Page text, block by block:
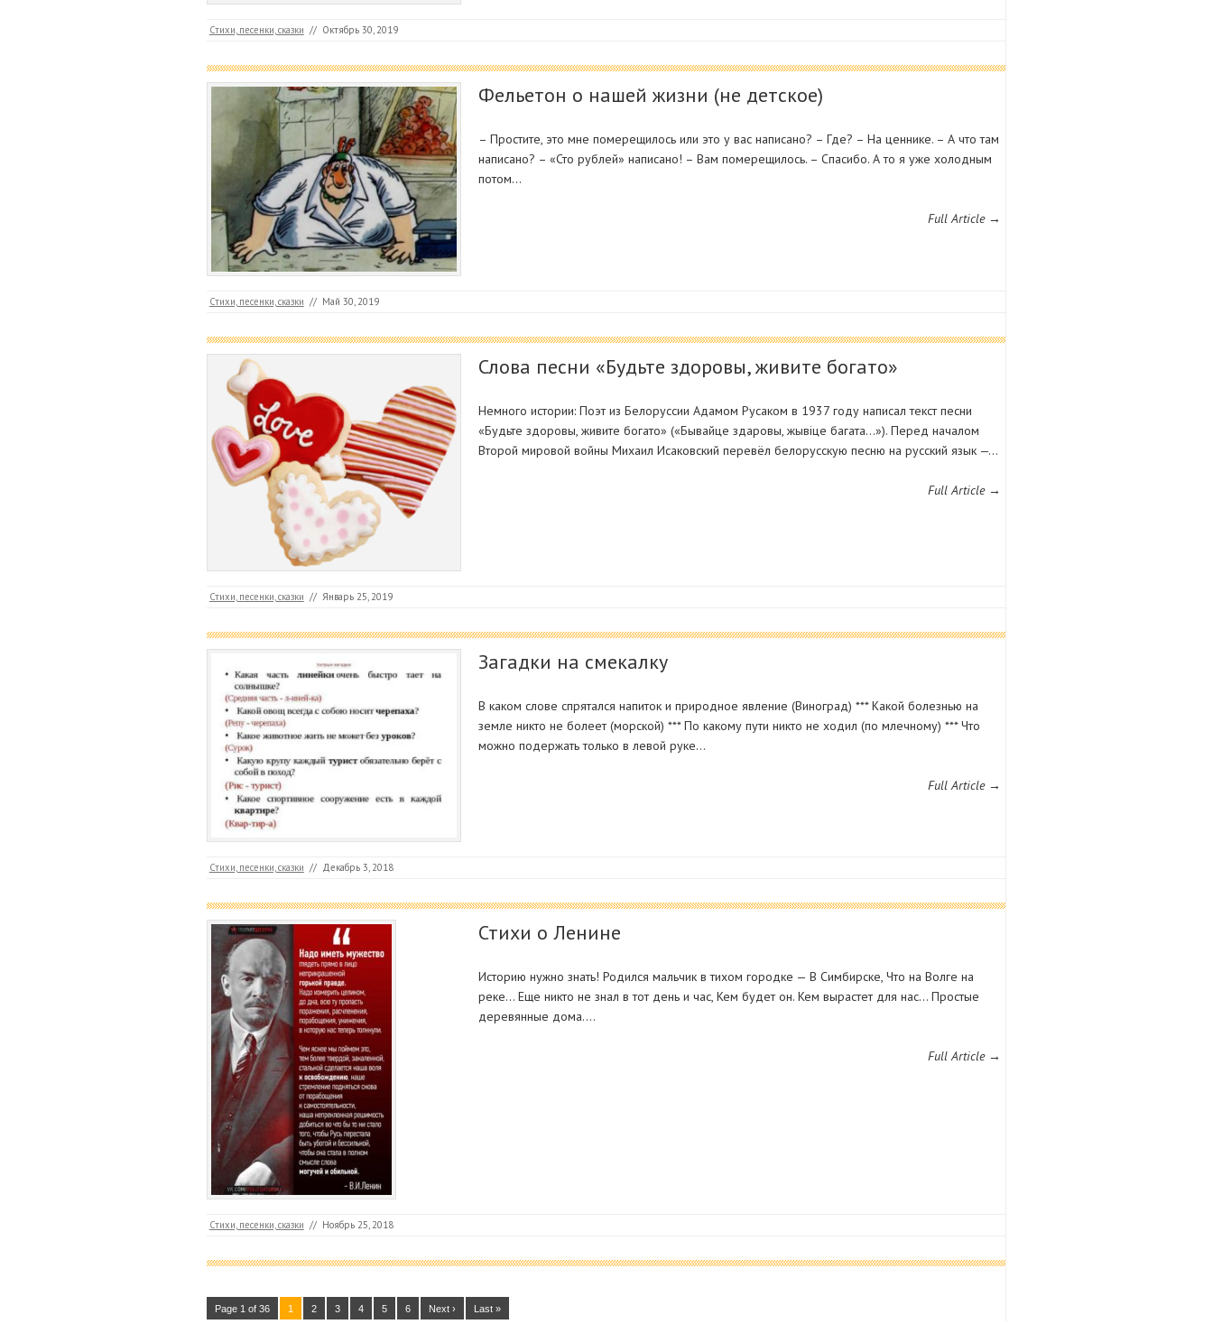
Стихи, песенки, сказки // Октябрь 30, 2019
Фельетон о нашей жизни (не детское)
– Простите, это мне померещилось или это у вас написано? – Где? – На ценнике. – А что там
написано? – «Сто рублей» написано! – Вам померещилось. – Спасибо. А то я уже холодным
потом…
Full Article →
Стихи, песенки, сказки // Май 30, 2019
Слова песни «Будьте здоровы, живите богато»
Немного истории: Поэт из Белоруссии Адамом Русаком в 1937 году написал текст песни
«Будьте здоровы, живите богато» («Бывайце здаровы, жывiце багата…»). Перед началом
Второй мировой войны Михаил Исаковский перевёл белорусскую песню на русский язык —…
Full Article →
Стихи, песенки, сказки // Январь 25, 2019
Загадки на смекалку
В каком слове спрятался напиток и природное явление (Виноград) *** Какой болезнью на
земле никто не болеет (морской) *** По какому пути никто не ходил (по млечному) *** Что
можно подержать только в левой руке…
Full Article →
Стихи, песенки, сказки // Декабрь 3, 2018
Стихи о Ленине
Историю нужно знать! Родился мальчик в тихом городке — В Симбирске, Что на Волге на
реке… Еще никто не знал в тот день и час, Кем будет он. Кем вырастет для нас… Простые
деревянные дома.…
Full Article →
Стихи, песенки, сказки // Ноябрь 25, 2018
Page 1 of 36 1 2 3 4 5 6 Next › Last »